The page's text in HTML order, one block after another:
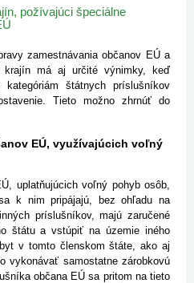
požívajúci špeciálne
zamestnávania občanov EÚ a
krajín má aj určité výnimky, keď
štátnych príslušníkov
Tieto možno zhrnúť do
EÚ, využívajúcich voľný
uplatňujúcich voľný pohyb osôb,
k nim pripájajú, bez ohľadu na
príslušníkov, majú zaručené
štátu a vstúpiť na územie iného
v tomto členskom štáte, ako aj
vykonávať samostatne zárobkovú
občana EÚ sa pritom na tieto